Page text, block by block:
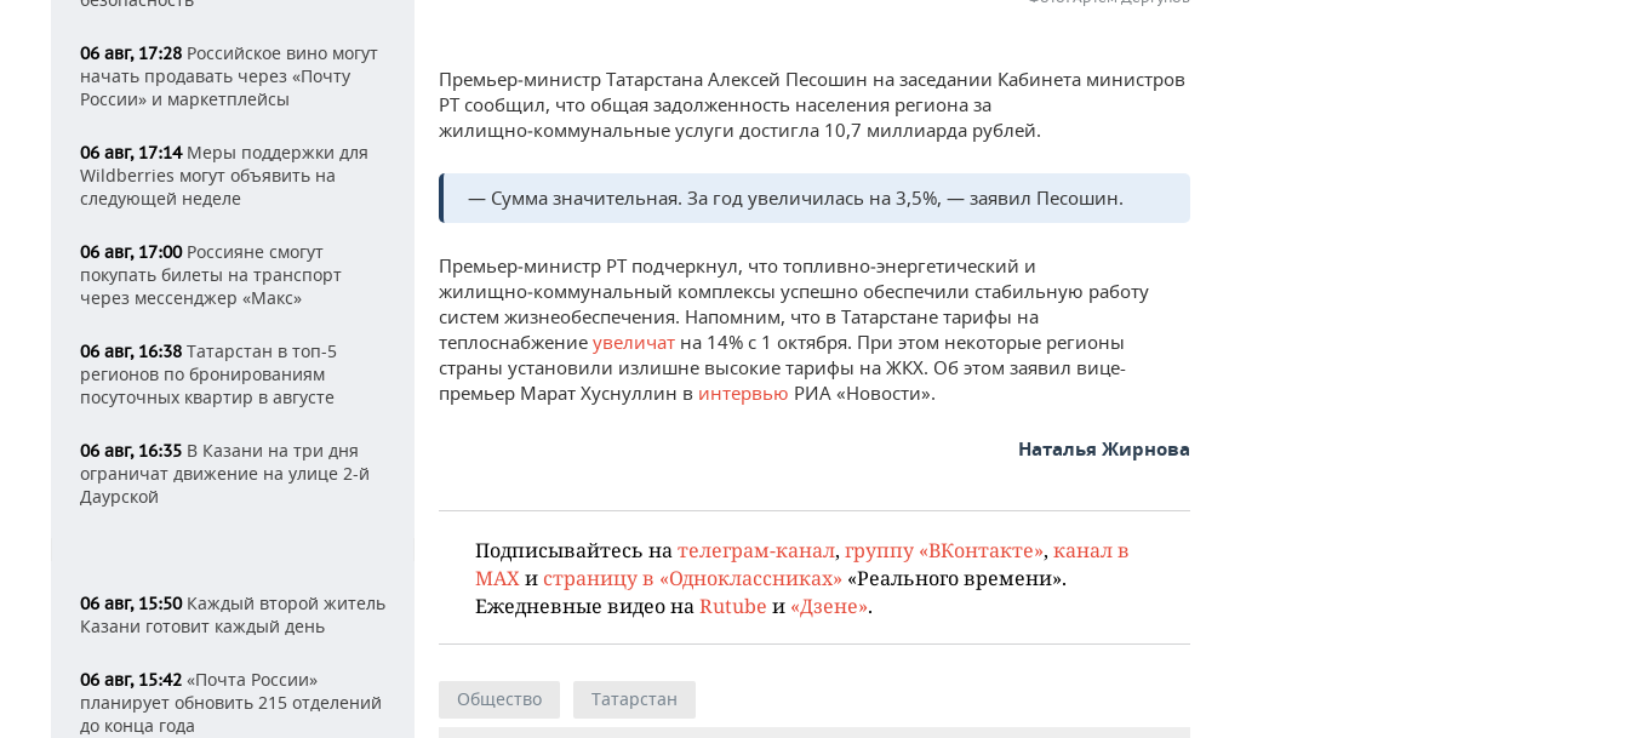
06 авг, 17:28 Российское вино могут
начать продавать через «Почту
России» и маркетплейсы
06 авг, 17:14Меры поддержки для
Wildberries могут объявить на
следующей неделе
06 авг, 17:00Россияне смогут
покупать билеты на транспорт
через мессенджер «Макс»
06 авг, 16:38 Татарстан в топ-5
регионов по бронированиям
посуточных квартир в августе
06 авг, 16:35 В Казани на три дня
ограничат движение на улице 2-й
Даурской
06 авг, 15:50Каждый второй житель
Казани готовит каждый день
06 авг, 15:42 «Почта России»
планирует обновить 215 отделений
до конца года
Премьер‑министр Татарстана Алексей Песошин на заседании Кабинета министров
РТ сообщил, что общая задолженность населения региона за
жилищно‑коммунальные услуги достигла 10,7 миллиарда рублей.
— Сумма значительная. За год увеличилась на 3,5%, — заявил Песошин.
Премьер‑министр РТ подчеркнул, что топливно‑энергетический и
жилищно‑коммунальный комплексы успешно обеспечили стабильную работу
систем жизнеобеспечения. Напомним, что в Татарстане тарифы на
теплоснабжение увеличат на 14% с 1 октября. При этом некоторые регионы
страны установили излишне высокие тарифы на ЖКХ. Об этом заявил вице-
премьер Марат Хуснуллин в интервью РИА «Новости».
Наталья Жирнова
Подписывайтесь нателеграм-канал, группу «ВКонтакте», канал в
MAXи страницу в «Одноклассниках» «Реального времени».
Ежедневные видео наRutube и «Дзене».
Общество Татарстан